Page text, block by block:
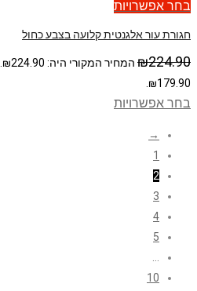
בחר אפשרויות
חגורת עור אלגנטית קלועה בצבע כחול
₪224.90 המחיר המקורי היה: ₪224.90.
₪179.90.
בחר אפשרויות
→
1
2
3
4
5
…
10